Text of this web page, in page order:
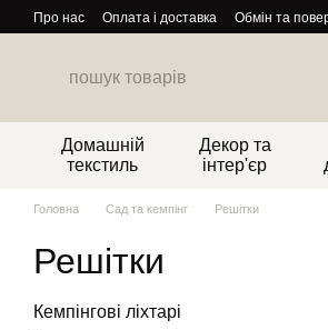
Перейти до основного контенту
Про нас Оплата і доставка Обмін та
Домашній
текстиль
Декор та
інтер'єр
Головна Сад та кемпінг Решітки
Решітки
Кемпінгові ліхтарі